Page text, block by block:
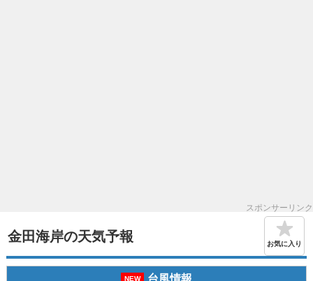
スポンサーリンク
金田海岸の天気予報 お気に入り
NEW 台風情報